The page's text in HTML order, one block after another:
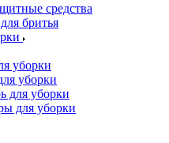
средства
бритья
уборки
уборки
для уборки
для уборки